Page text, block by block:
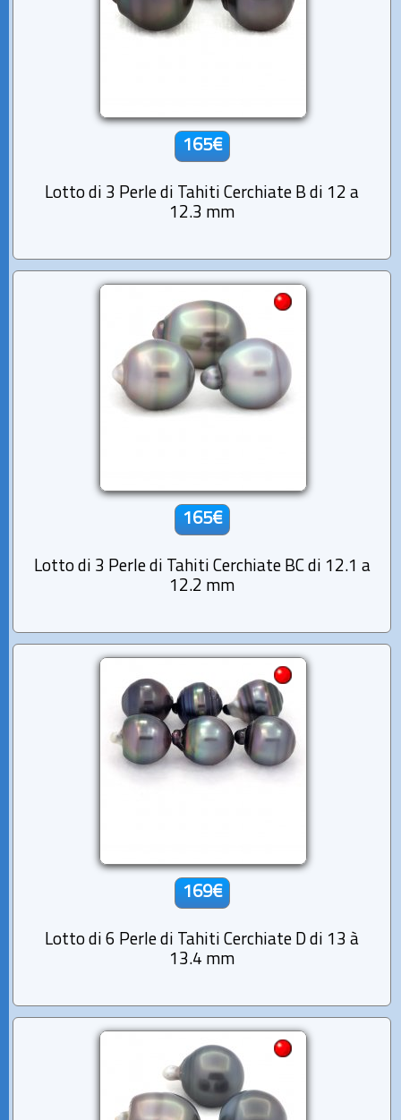
165€
Lotto di 3 Perle di Tahiti Cerchiate B di 12 a
12.3 mm
165€
Lotto di 3 Perle di Tahiti Cerchiate BC di 12.1 a
12.2 mm
169€
Lotto di 6 Perle di Tahiti Cerchiate D di 13 à
13.4 mm